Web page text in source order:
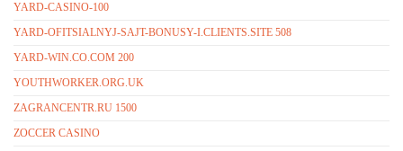
YARD-CASINO-100
YARD-OFITSIALNYJ-SAJT-BONUSY-I.CLIENTS.SITE 508
YARD-WIN.CO.COM 200
YOUTHWORKER.ORG.UK
ZAGRANCENTR.RU 1500
ZOCCER CASINO